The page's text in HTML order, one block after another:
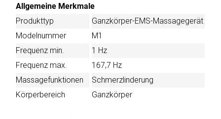
Allgemeine Merkmale
Produkttyp
Ganzkörper-EMS-Massagegerät
Modelnummer
M1
Frequenz min.
1 Hz
Frequenz max.
167,7 Hz
Massagefunktionen
Schmerzlinderung
Körperbereich
Ganzkörper